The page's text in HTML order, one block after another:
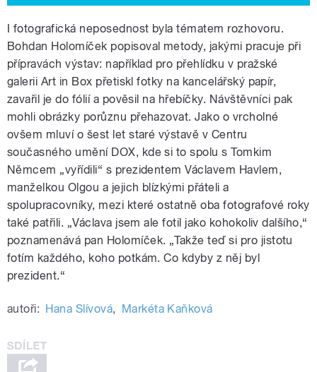
I fotografická neposednost byla tématem rozhovoru.
Bohdan Holomíček popisoval metody, jakými pracuje při
přípravách výstav: například pro přehlídku v pražské
galerii Art in Box přetiskl fotky na kancelářský papír,
zavařil je do fólií a pověsil na hřebíčky. Návštěvníci pak
mohli obrázky porůznu přehazovat. Jako o vrcholné
ovšem mluví o šest let staré výstavě v Centru
současného umění DOX, kde si to spolu s Tomkim
Němcem „vyřídili“ s prezidentem Václavem Havlem,
manželkou Olgou a jejich blízkými přáteli a
spolupracovníky, mezi které ostatně oba fotografové roky
také patřili. „Václava jsem ale fotil jako kohokoliv dalšího,“
poznamenává pan Holomíček. „Takže teď si pro jistotu
fotím každého, koho potkám. Co kdyby z něj byl
prezident.“
autoři: Hana Slívová, Markéta Kaňková